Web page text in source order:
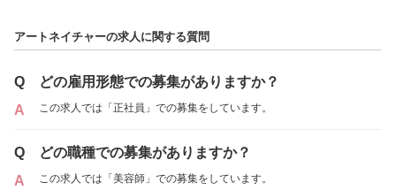
アートネイチャーの求人に関する質問
Q
どの雇用形態での募集がありますか？
A
この求人では「正社員」での募集をしています。
Q
どの職種での募集がありますか？
A
この求人では「美容師」での募集をしています。